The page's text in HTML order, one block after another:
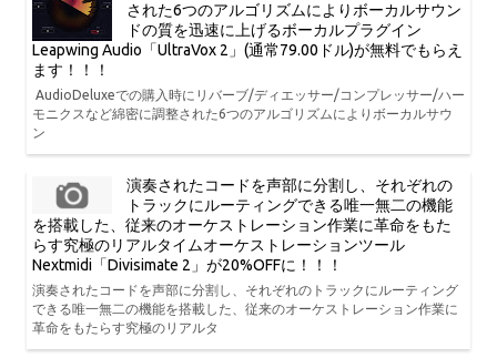
された6つのアルゴリズムによりボーカルサウン
ドの質を迅速に上げるボーカルプラグイン
Leapwing Audio「UltraVox 2」(通常79.00ドル)が無料でもらえ
ます！！！
AudioDeluxeでの購入時にリバーブ/ディエッサー/コンプレッサー/ハー
モニクスなど綿密に調整された6つのアルゴリズムによりボーカルサウ
ン
演奏されたコードを声部に分割し、それぞれの
トラックにルーティングできる唯一無二の機能
を搭載した、従来のオーケストレーション作業に革命をもた
らす究極のリアルタイムオーケストレーションツール
Nextmidi「Divisimate 2」が20%OFFに！！！
演奏されたコードを声部に分割し、それぞれのトラックにルーティング
できる唯一無二の機能を搭載した、従来のオーケストレーション作業に
革命をもたらす究極のリアルタ